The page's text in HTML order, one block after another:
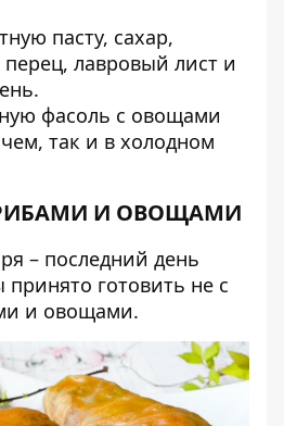
пасту, сахар,
лавровый лист и
фасоль с овощами
так и в холодном
И ОВОЩАМИ
– последний день
принято готовить не с
и овощами.